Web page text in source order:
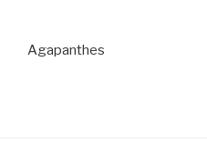
Agapanthes